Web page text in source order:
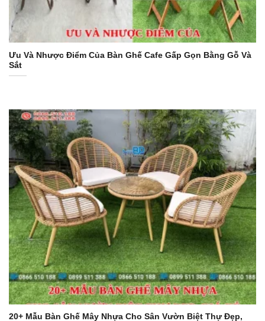
Ưu Và Nhược Điểm Của Bàn Ghế Cafe Gấp Gọn Bằng Gỗ Và
Sắt
20+ Mẫu Bàn Ghế Mây Nhựa Cho Sân Vườn Biệt Thự Đẹp,